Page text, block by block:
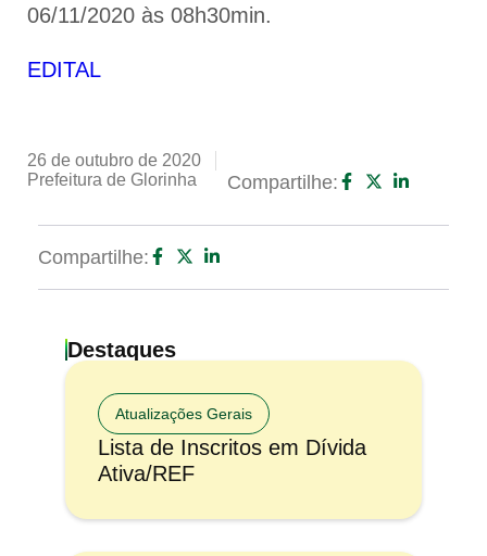
06/11/2020 às 08h30min.
EDITAL
26 de outubro de 2020
Prefeitura de Glorinha
Compartilhe:
Compartilhe:
Destaques
Atualizações Gerais
Lista de Inscritos em Dívida
Ativa/REF